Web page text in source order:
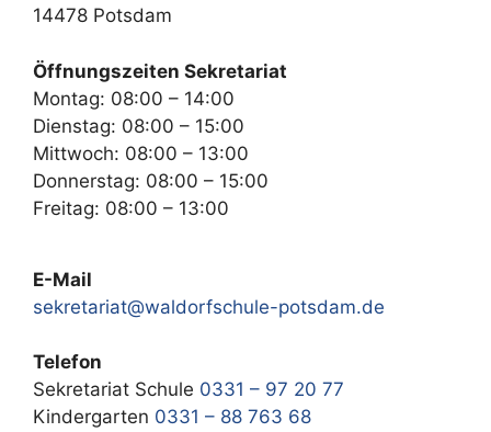
14478 Potsdam
Öffnungszeiten Sekretariat
Montag: 08:00 – 14:00
Dienstag: 08:00 – 15:00
Mittwoch: 08:00 – 13:00
Donnerstag: 08:00 – 15:00
Freitag: 08:00 – 13:00
E-Mail
sekretariat@waldorfschule-potsdam.de
Telefon
Sekretariat Schule 0331 – 97 20 77
Kindergarten 0331 – 88 763 68